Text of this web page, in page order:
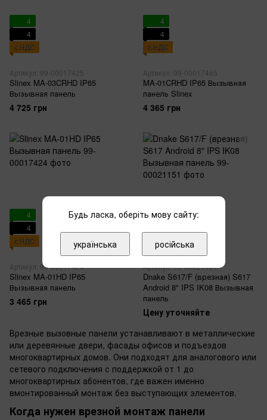
4
4
с НДС
Артикул: 99-00017425
Slinex MA-03CRHD IP65
Вызывная панель
4 725 грн
4
4
с НДС
Артикул: 99-00017465
MA-01CRHD IP65 Вызывная
панель Slinex
4 365 грн
4
4
с НДС
Артикул: 99-00017424
Slinex MA-01HD IP65
Вызывная панель
3 465 грн
Артикул: 99-00021151
Dnake S617/F (врезная) S617
Android 8" IPS IK08 Вызывная
панель
Цену уточняйте
Врезные вызовные панели устанавливают в металлические
или деревянные двери, фасады офисов и подъездов
многоквартирных домов. Они подходят для аналогового или
сетевого подключения с поддержкой от 1 до
многоквартирных абонентов, где важен именно
вмонтированный монтаж без выступающих элементов.
Когда нужен врезной монтаж панели
Будь ласка, оберіть мову сайту:
українська російська